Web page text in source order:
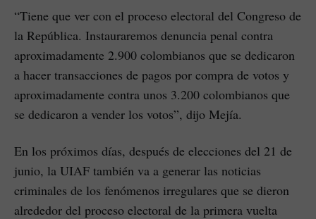
“Tiene que ver con el proceso electoral del Congreso de
la República. Instauraremos denuncia penal contra
aproximadamente 2.900 colombianos que se dedicaron
a hacer transacciones de pagos por compra de votos y
aproximadamente contra unos 3.200 colombianos que
se dedicaron a vender los votos”, dijo Mejía.
En los próximos días, después de elecciones del 21 de
junio, la UIAF también va a generar las noticias
criminales de los fenómenos irregulares que se dieron
alrededor del proceso electoral de la primera vuelta